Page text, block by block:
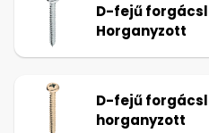
D-fejű
Horganyzott
D-fejű
horganyzott